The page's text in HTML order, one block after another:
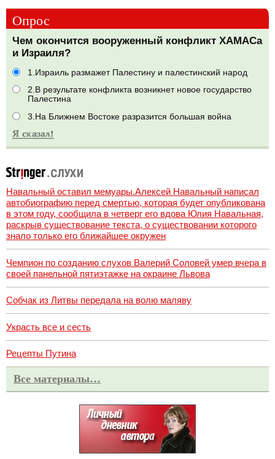
Опрос
Чем окончится вооруженный конфликт ХАМАСа
и Израиля?
1.Израиль размажет Палестину и палестинский народ
2.В результате конфликта возникнет новое государство
Палестина
3.На Ближнем Востоке разразится большая война
Навальный оставил мемуары.Алексей Навальный написал
автобиографию перед смертью, которая будет опубликована
в этом году, сообщила в четверг его вдова Юлия Навальная,
раскрыв существование текста, о существовании которого
знало только его ближайшее окружен
Чемпион по созданию слухов Валерий Соловей умер вчера в
своей панельной пятиэтажке на окраине Львова
Собчак из Литвы передала на волю маляву
Украсть все и сесть
Рецепты Путина
Все материалы…